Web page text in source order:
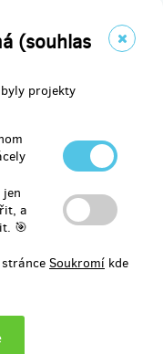
(souhlas
projekty
a
🎯
stránce Soukromí kde
prodáno 5
s osobním věnováním
Tomanem -
měsíce po ukončení
drinky ze Žluté